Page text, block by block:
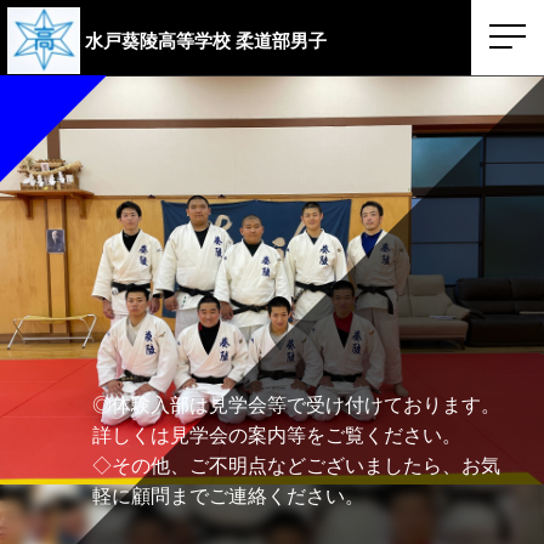
水戸葵陵高等学校 柔道部男子
◎体験入部は見学会等で受け付けております。
詳しくは見学会の案内等をご覧ください。
◇その他、ご不明点などございましたら、お気
軽に顧問までご連絡ください。